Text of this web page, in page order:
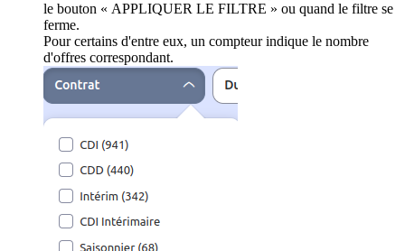
le bouton « APPLIQUER LE FILTRE » ou quand le filtre se
ferme.
Pour certains d'entre eux, un compteur indique le nombre
d'offres correspondant.